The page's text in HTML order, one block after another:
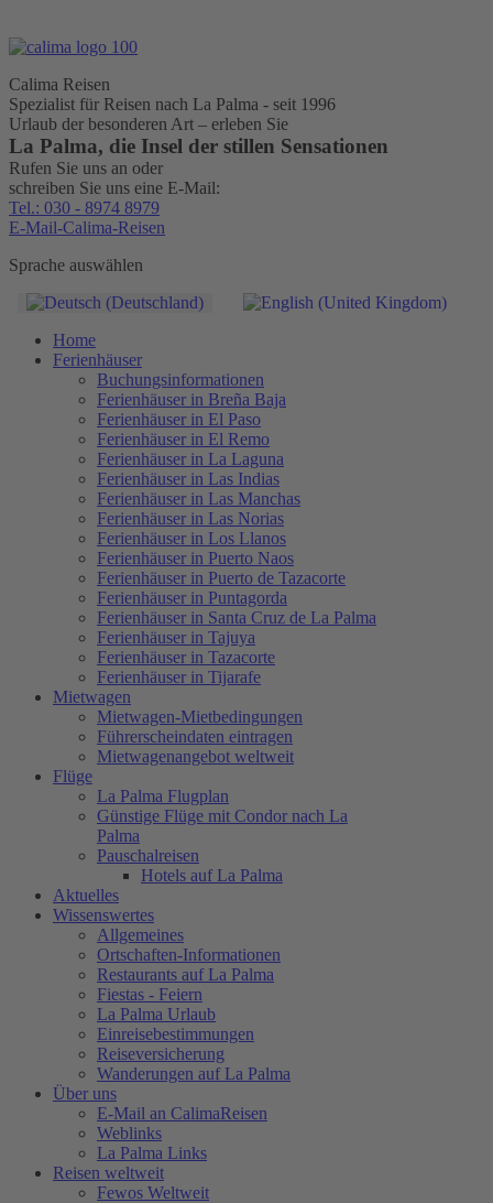
Calima Reisen
Spezialist für Reisen nach La Palma - seit 1996
Urlaub der besonderen Art – erleben Sie
La Palma, die Insel der stillen Sensationen
Rufen Sie uns an oder
schreiben Sie uns eine E-Mail:
Tel.: 030 - 8974 8979
E-Mail-Calima-Reisen
Sprache auswählen
Home
Ferienhäuser
Buchungsinformationen
Ferienhäuser in Breña Baja
Ferienhäuser in El Paso
Ferienhäuser in El Remo
Ferienhäuser in La Laguna
Ferienhäuser in Las Indias
Ferienhäuser in Las Manchas
Ferienhäuser in Las Norias
Ferienhäuser in Los Llanos
Ferienhäuser in Puerto Naos
Ferienhäuser in Puerto de Tazacorte
Ferienhäuser in Puntagorda
Ferienhäuser in Santa Cruz de La Palma
Ferienhäuser in Tajuya
Ferienhäuser in Tazacorte
Ferienhäuser in Tijarafe
Mietwagen
Mietwagen-Mietbedingungen
Führerscheindaten eintragen
Mietwagenangebot weltweit
Flüge
La Palma Flugplan
Günstige Flüge mit Condor nach La
Palma
Pauschalreisen
Hotels auf La Palma
Aktuelles
Wissenswertes
Allgemeines
Ortschaften-Informationen
Restaurants auf La Palma
Fiestas - Feiern
La Palma Urlaub
Einreisebestimmungen
Reiseversicherung
Wanderungen auf La Palma
Über uns
E-Mail an CalimaReisen
Weblinks
La Palma Links
Reisen weltweit
Fewos Weltweit